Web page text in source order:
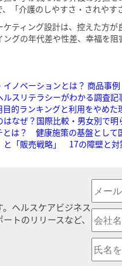
「介護のしやすさ・されやす
ティング設計は、控えた方
グの年代差や性差、幸福を阻
ノベーションとは？ 商品事
スリテラシーがわかる調査記
的ランキングと利用をやめた
なぜ？国際比較・男女別で明
とは？ 健康施策の基盤として
と「販売戦略」 17の障壁と対
ヘルスケアビジネス
トのリリースなど、